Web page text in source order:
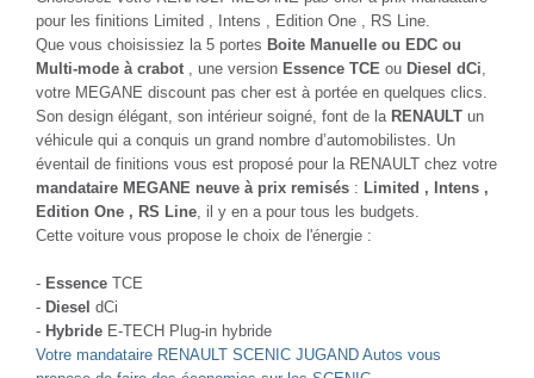
pour les finitions Limited , Intens , Edition One , RS Line.
Que vous choisissiez la 5 portes Boite Manuelle ou EDC ou
Multi-mode à crabot , une version Essence TCE ou Diesel dCi
votre MEGANE discount pas cher est à portée en quelques clics.
Son design élégant, son intérieur soigné, font de la RENAULT un
véhicule qui a conquis un grand nombre d’automobilistes. Un
éventail de finitions vous est proposé pour la RENAULT chez votre
mandataire MEGANE neuve à prix remisés : Limited , Intens ,
Edition One , RS Line , il y en a pour tous les budgets.
Cette voiture vous propose le choix de l'énergie :
- Essence TCE
- Diesel dCi
- Hybride E-TECH Plug-in hybride
Votre mandataire RENAULT SCENIC JUGAND Autos vous